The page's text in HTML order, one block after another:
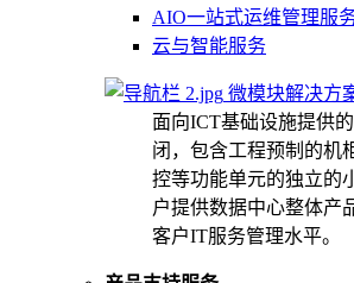
AIO一站式运维管理服
云与智能服务
微模块解决方
面向ICT基础设施提供
闭，包含工程预制的机
控等功能单元的独立的
户提供数据中心整体产
客户IT服务管理水平。